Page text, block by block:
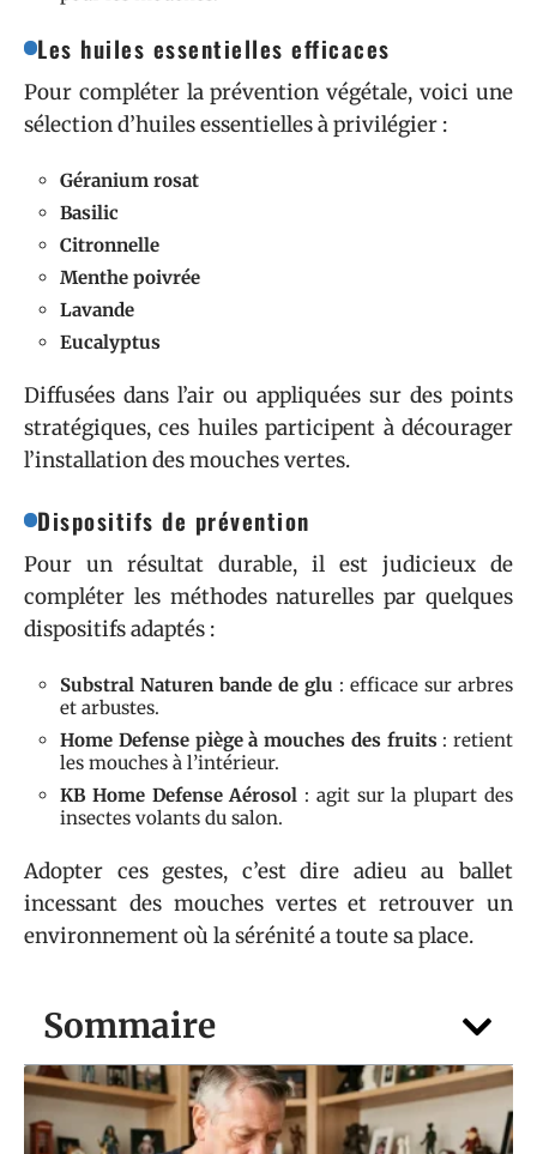
Sommaire
Les huiles essentielles efficaces
Pour compléter la prévention végétale, voici une
sélection d’huiles essentielles à privilégier :
Géranium rosat
Basilic
Citronnelle
Menthe poivrée
Lavande
Eucalyptus
Diffusées dans l’air ou appliquées sur des points
stratégiques, ces huiles participent à décourager
l’installation des mouches vertes.
Dispositifs de prévention
Pour un résultat durable, il est judicieux de
compléter les méthodes naturelles par quelques
dispositifs adaptés :
Substral Naturen bande de glu : efficace sur arbres
et arbustes.
Home Defense piège à mouches des fruits: retient
les mouches à l’intérieur.
KB Home Defense Aérosol : agit sur la plupart des
insectes volants du salon.
Adopter ces gestes, c’est dire adieu au ballet
incessant des mouches vertes et retrouver un
environnement où la sérénité a toute sa place.